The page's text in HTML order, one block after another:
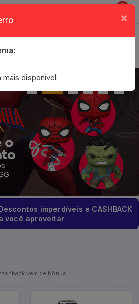
0
imperdíveis e CASHBACK
você aproveitar
vem de bônus!
×
mais disponível